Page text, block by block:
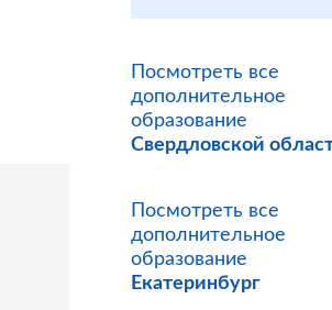
Посмотреть все
дополнительное
образование
Свердловской
Посмотреть все
дополнительное
образование
Екатеринбург